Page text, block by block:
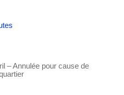
– Annulée pour cause de